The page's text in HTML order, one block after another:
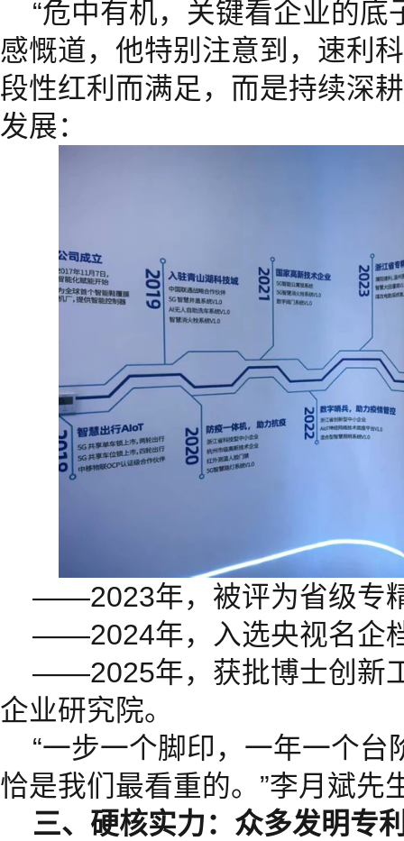
“危中有机，关键看企业的底
感慨道，他特别注意到，速利
段性红利而满足，而是持续深
发展：
——2023年，被评为省级专
——2024年，入选央视名企
——2025年，获批博士创新
企业研究院。
“一步一个脚印，一年一个
恰是我们最看重的。”李月斌先
三、硬核实力：众多发明专